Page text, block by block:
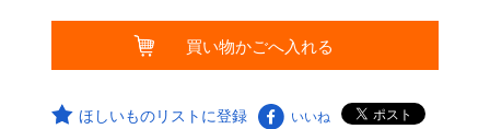
ほしいものリストに登録 いいね